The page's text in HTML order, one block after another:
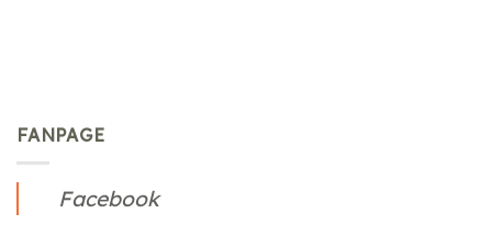
FANPAGE
Facebook